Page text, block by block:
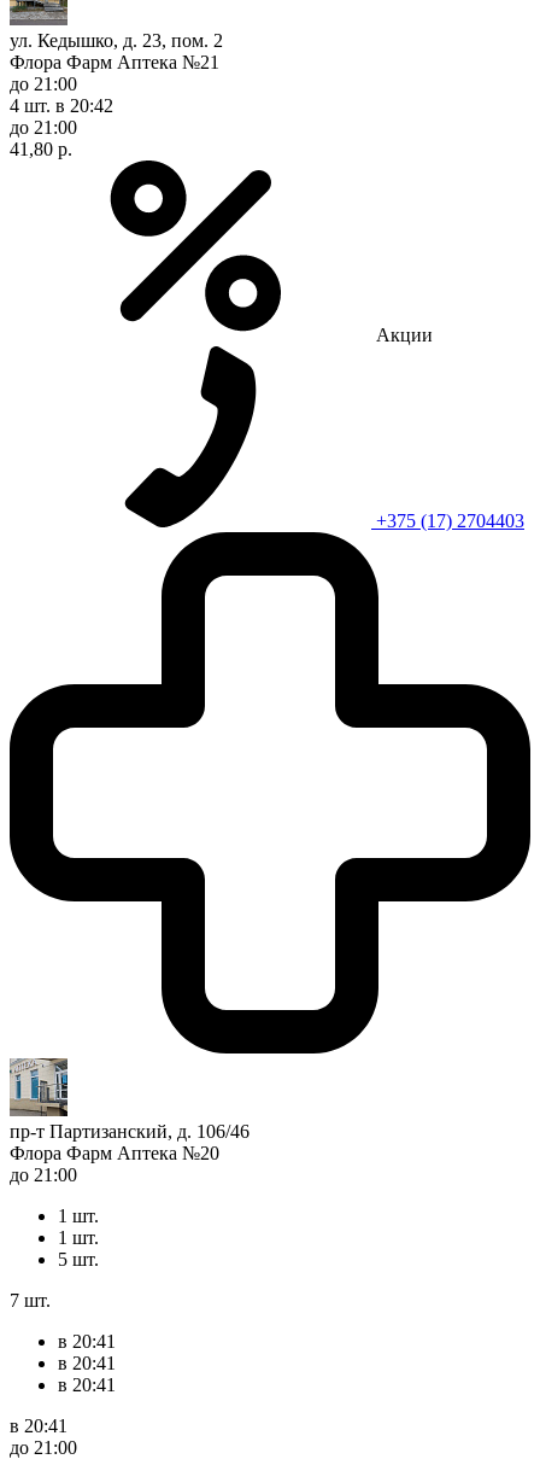
ул. Кедышко, д. 23, пом. 2
Флора Фарм Аптека №21
до 21:00
4 шт. в 20:42
до 21:00
41,80 р.
Акции
+375 (17) 2704403
пр-т Партизанский, д. 106/46
Флора Фарм Аптека №20
до 21:00
1 шт.
1 шт.
5 шт.
7 шт.
в 20:41
в 20:41
в 20:41
в 20:41
до 21:00